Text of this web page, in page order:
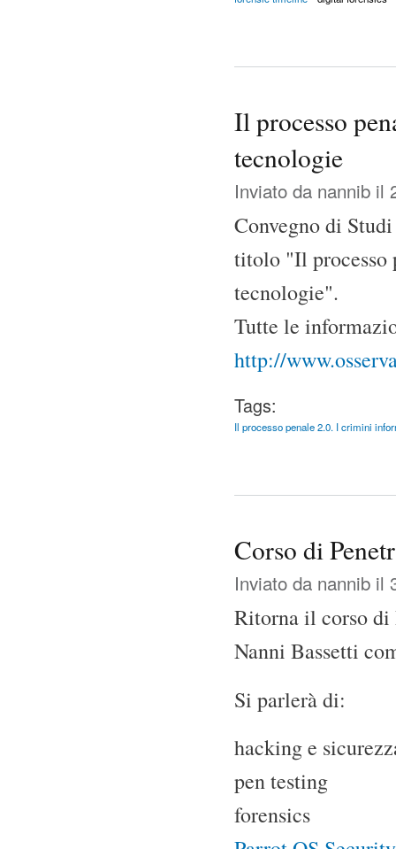
Il processo
tecnologie
Inviato da nannib il
Convegno di
titolo "Il processo
tecnologie".
Tutte le
http://
Tags:
Il processo penale 2.0. I crimini
Corso di
Inviato da nannib il
Ritorna il corso di
Nanni Bassetti
Si parlerà di:
hacking e
pen testing
forensics